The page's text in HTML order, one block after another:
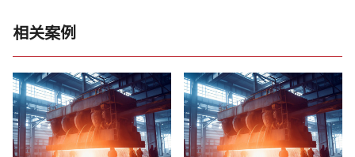
相关案例